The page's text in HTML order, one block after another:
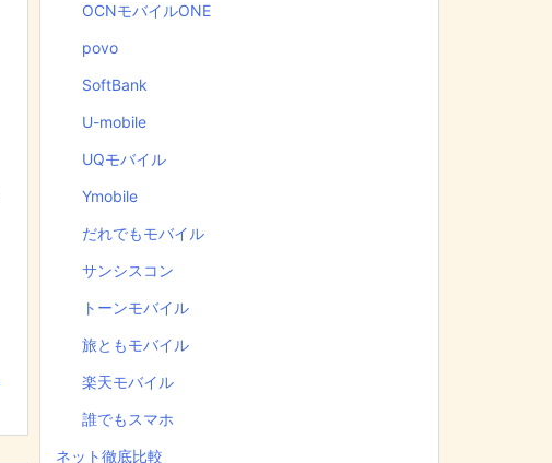
OCNモバイルONE
povo
SoftBank
U-mobile
UQモバイル
Ymobile
だれでもモバイル
サンシスコン
トーンモバイル
旅ともモバイル
楽天モバイル
誰でもスマホ
ネット徹底比較